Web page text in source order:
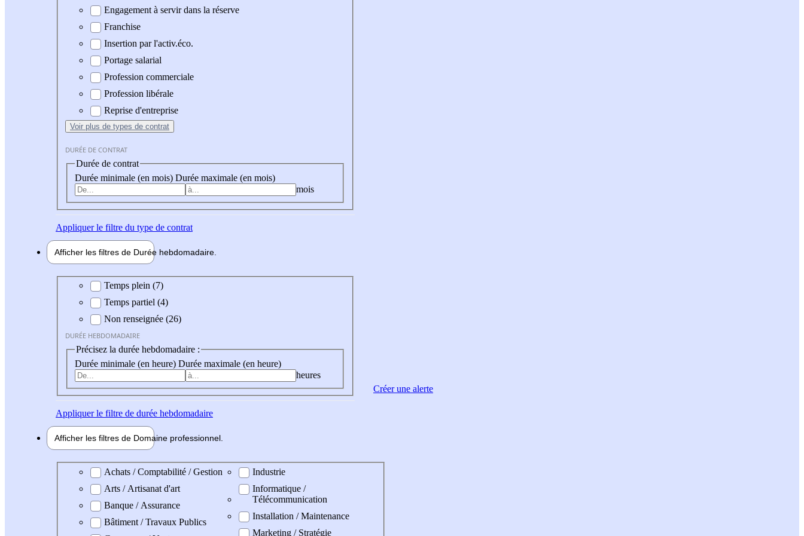
Engagement à servir dans la réserve
Franchise
Insertion par l'activ.éco.
Portage salarial
Profession commerciale
Profession libérale
Reprise d'entreprise
Voir plus de types de contrat
DURÉE DE CONTRAT
Durée de contrat
Durée minimale (en mois) Durée maximale (en mois)
mois
Appliquerle filtre du type de contrat
Afficher les filtres de Durée hebdomadaire
Durée hebdomadaire
Temps plein (7)
Temps partiel (4)
Non renseignée (26)
DURÉE HEBDOMADAIRE
Précisez la durée hebdomadaire :
Durée minimale (en heure) Durée maximale (en heure)
heures
Appliquerle filtre de durée hebdomadaire
Afficher les filtres de Domaine professionnel
Domaine professionel
Achats / Comptabilité / Gestion
Arts / Artisanat d'art
Banque / Assurance
Bâtiment / Travaux Publics
Industrie
Informatique /
Télécommunication
Installation / Maintenance
Marketing / Stratégie
Créer une alerte